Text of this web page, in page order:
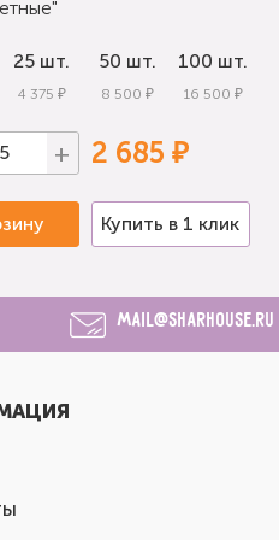
25 шт.
4 375 ₽
50 шт.
8 500 ₽
100 шт.
16 500 ₽
+ 2 685 ₽
Купить в 1 клик
mail@sharhouse.ru